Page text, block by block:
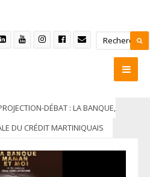
DÉBAT : LA BANQUE,
DU CRÉDIT MARTINIQUAIS